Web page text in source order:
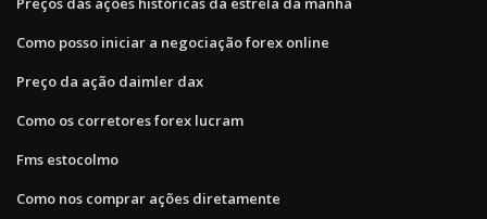
Como posso iniciar a negociação forex online
Preço da ação daimler dax
Como os corretores forex lucram
Fms estocolmo
Como nos comprar ações diretamente